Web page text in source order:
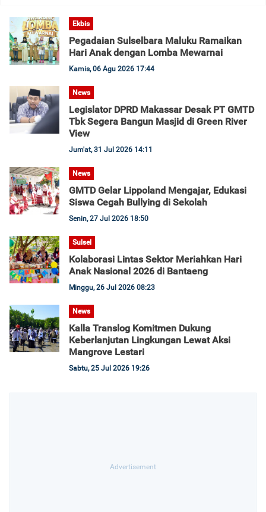
Ekbis
Pegadaian Sulselbara Maluku Ramaikan
Hari Anak dengan Lomba Mewarnai
Kamis, 06 Agu 2026 17:44
News
Legislator DPRD Makassar Desak PT GMTD
Tbk Segera Bangun Masjid di Green River
View
Jum'at, 31 Jul 2026 14:11
News
GMTD Gelar Lippoland Mengajar, Edukasi
Siswa Cegah Bullying di Sekolah
Senin, 27 Jul 2026 18:50
Sulsel
Kolaborasi Lintas Sektor Meriahkan Hari
Anak Nasional 2026 di Bantaeng
Minggu, 26 Jul 2026 08:23
News
Kalla Translog Komitmen Dukung
Keberlanjutan Lingkungan Lewat Aksi
Mangrove Lestari
Sabtu, 25 Jul 2026 19:26